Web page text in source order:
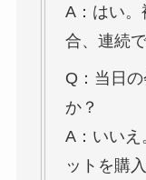
A：はい
合、連続
Q：当日
か？
A：いいえ
ットを購